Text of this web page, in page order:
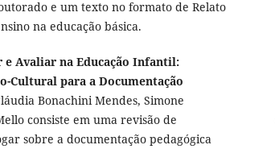
e um texto no formato de Relato
na educação básica.
Avaliar na Educação Infantil:
Cultural para a Documentação
Bonachini Mendes, Simone
consiste em uma revisão de
sobre a documentação pedagógica